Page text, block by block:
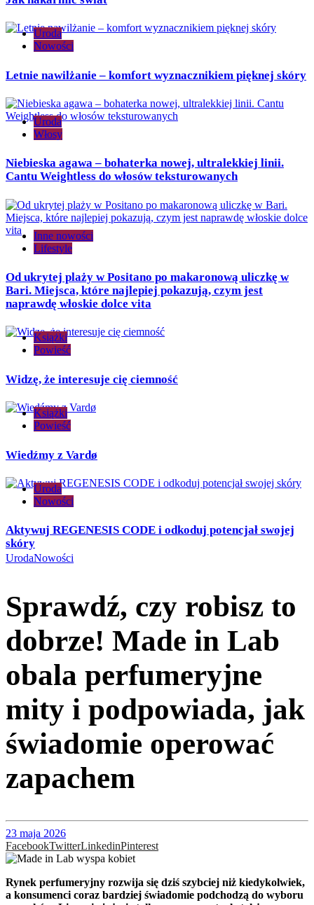
Uroda
Nowości
Letnie nawilżanie – komfort wyznacznikiem pięknej skóry
Uroda
Włosy
Niebieska agawa – bohaterka nowej, ultralekkiej linii.
Cantu Weightless do włosów teksturowanych
Inne nowości
Lifestyle
Od ukrytej plaży w Positano po makaronową uliczkę w
Bari. Miejsca, które najlepiej pokazują, czym jest
naprawdę włoskie dolce vita
Książki
Powieść
Widzę, że interesuje cię ciemność
Książki
Powieść
Wiedźmy z Vardø
Uroda
Nowości
Aktywuj REGENESIS CODE i odkoduj potencjał swojej
skóry
UrodaNowości
Sprawdź, czy robisz to
dobrze! Made in Lab
obala perfumeryjne
mity i podpowiada, jak
świadomie operować
zapachem
23 maja 2026
FacebookTwitterLinkedinPinterest
Rynek perfumeryjny rozwija się dziś szybciej niż kiedykolwiek,
a konsumenci coraz bardziej świadomie podchodzą do wyboru